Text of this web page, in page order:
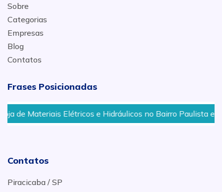
Sobre
Categorias
Empresas
Blog
Contatos
Frases Posicionadas
Materiais Elétricos e Hidráulicos no Bairro Paulista em
Contatos
Piracicaba / SP